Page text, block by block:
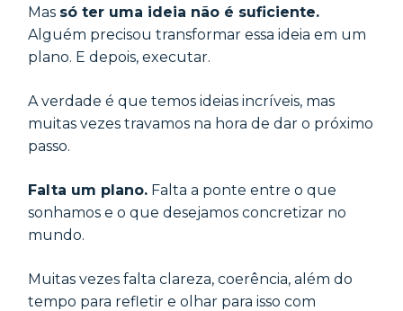
Mas só ter uma ideia não é suficiente.
Alguém precisou transformar essa ideia em um
plano. E depois, executar.
A verdade é que temos ideias incríveis, mas
muitas vezes travamos na hora de dar o próximo
passo.
Falta um plano. Falta a ponte entre o que
sonhamos e o que desejamos concretizar no
mundo.
Muitas vezes falta clareza, coerência, além do
tempo para refletir e olhar para isso com